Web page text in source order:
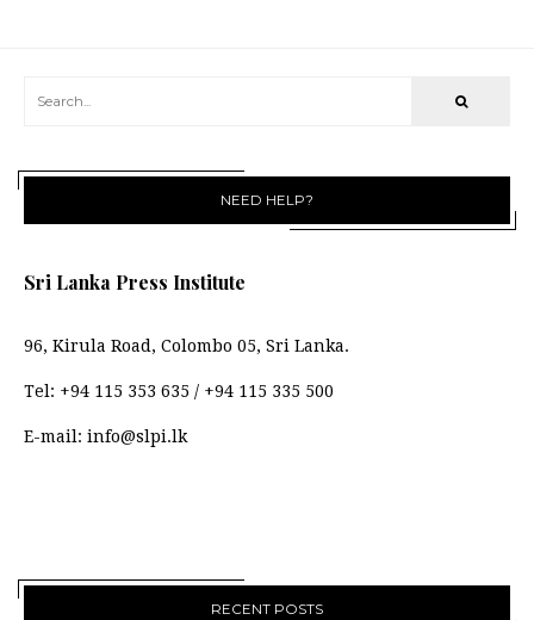
NEED HELP?
Sri Lanka Press Institute
96, Kirula Road, Colombo 05, Sri Lanka.
Tel: +94 115 353 635 / +94 115 335 500
E-mail: info@slpi.lk
RECENT POSTS